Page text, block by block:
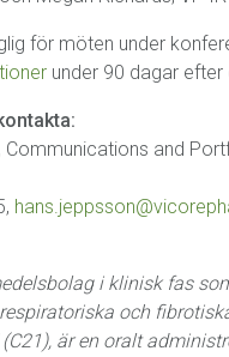
för möten under
under 90 dagar
and
i klinisk fas
och
är en oralt